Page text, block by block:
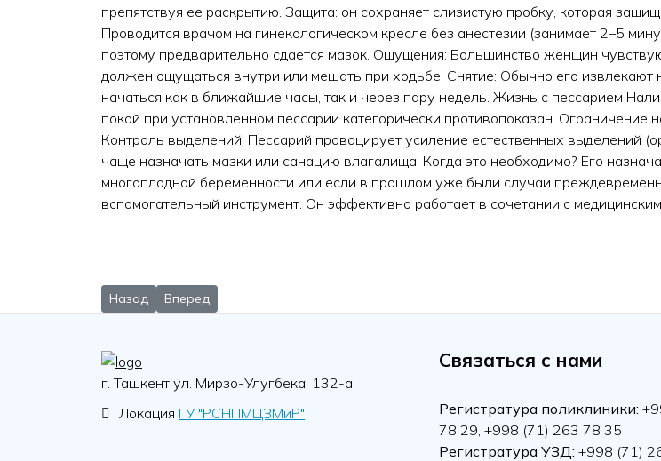
препятствуя ее раскрытию. Защита: он сохраняет слизистую пробку, которая
Проводится врачом на гинекологическом кресле без анестезии (занимает 2–5
поэтому предварительно сдается мазок. Ощущения: Большинство женщин
должен ощущаться внутри или мешать при ходьбе. Снятие: Обычно его извлекают
начаться как в ближайшие часы, так и через пару недель. Жизнь с пессарием
покой при установленном пессарии категорически противопоказан.
Контроль выделений: Пессарий провоцирует усиление естественных выделений
чаще назначать мазки или санацию влагалища. Когда это необходимо? Его
многоплодной беременности или если в прошлом уже были случаи
вспомогательный инструмент. Он эффективно работает в сочетании с
Предыдущий: В Ташкенте состоялась международная конференция по СМА и МДД
Назад Следующий: В Карши проходит региональная научно-практическая
Вперед
г. Ташкент ул. Мирзо-Улугбека, 132-а
Локация ГУ "РСНПМЦЗМиР"
Связаться с нами
Регистратура поликлиники:
78 29, +998 (71) 263 78 35
Регистратура УЗД: +998 (71)